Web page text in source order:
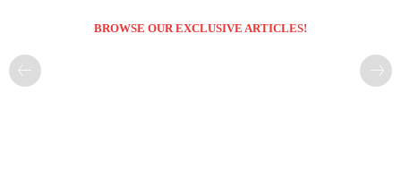
BROWSE OUR EXCLUSIVE ARTICLES!